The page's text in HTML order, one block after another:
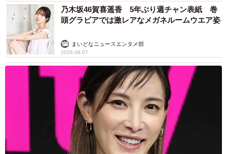
す」：
https://www.shogakukan.co.jp/pr/nikkoku3/
食前の挨拶の「いただきます」について、食材の命への感
謝とか、作った人への感謝とかいう説が時々流れてくる
が、かなり疑わしい。Wikipediaの「いただきます」の項で
は、最古例は1934年とするが、今回新たに国会図書館デジ
タルで調べてみて、挨拶としての最古例は、大正6年
（1917）刊行の「小学校に於…
— yhkondo (@yhkondo)November 26, 2025
乃木坂46賀喜遥香 5年ぶり週チャン表紙 巻
頭グラビアでは激レアなメガネルームウエア姿
まいどなニュースエンタメ部
2026.08.07